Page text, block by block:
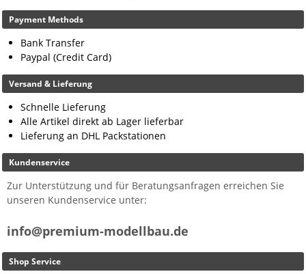
Payment Methods
Bank Transfer
Paypal (Credit Card)
Versand & Lieferung
Schnelle Lieferung
Alle Artikel direkt ab Lager lieferbar
Lieferung an DHL Packstationen
Kundenservice
Zur Unterstützung und für Beratungsanfragen erreichen Sie
unseren Kundenservice unter:
info@premium-modellbau.de
Shop Service